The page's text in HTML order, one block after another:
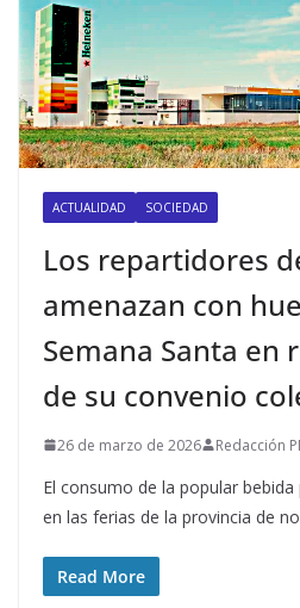
ACTUALIDAD SOCIEDAD
Los repartidores
amenazan con
Semana Santa en
de su convenio
26 de marzo de 2026 Redacción
El consumo de la popular
en las ferias de la provincia de
Read More